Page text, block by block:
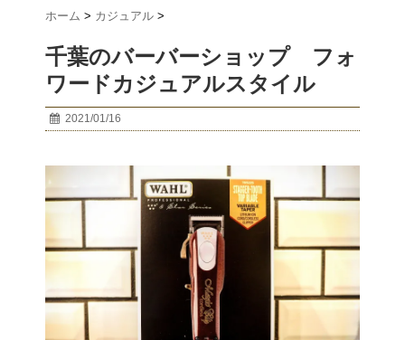
ホーム > カジュアル >
千葉のバーバーショップ フォ
ワードカジュアルスタイル
2021/01/16